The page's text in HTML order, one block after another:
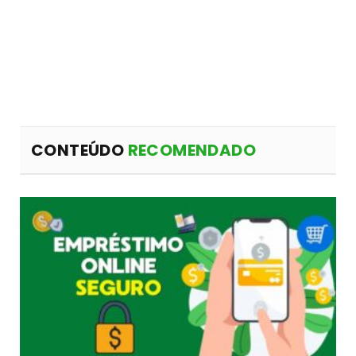
CONTEÚDO RECOMENDADO